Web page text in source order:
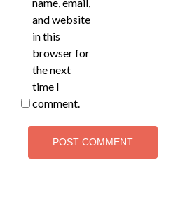
and website
in this
browser for
the next
time I
comment.